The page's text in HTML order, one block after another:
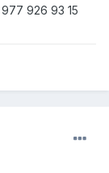
977 926 93 15